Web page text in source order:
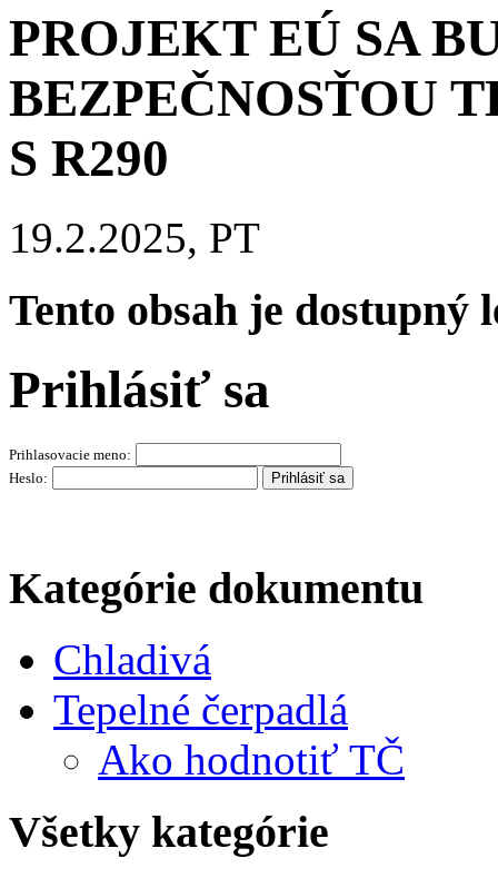
PROJEKT EÚ SA
BEZPEČNOSŤOU
S R290
19.2.2025, PT
Tento obsah je dostupný
Prihlásiť sa
Prihlasovacie meno:
Heslo:
Kategórie dokumentu
Chladivá
Tepelné čerpadlá
Ako hodnotiť TČ
Všetky kategórie